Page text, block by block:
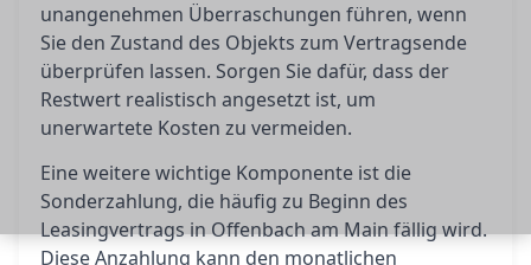
unangenehmen Überraschungen führen, wenn
Sie den Zustand des Objekts zum Vertragsende
überprüfen lassen. Sorgen Sie dafür, dass der
Restwert realistisch angesetzt ist, um
unerwartete Kosten zu vermeiden.
Eine weitere wichtige Komponente ist die
Sonderzahlung, die häufig zu Beginn des
Leasingvertrags in Offenbach am Main fällig wird.
Diese Anzahlung kann den monatlichen